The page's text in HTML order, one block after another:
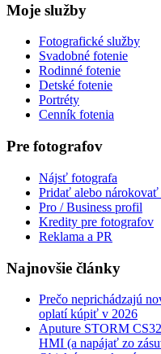
Moje služby
Fotografické služby
Svadobné fotenie
Rodinné fotenie
Detské fotenie
Portréty
Cenník fotenia
Pre fotografov
Nájsť fotografa
Pridať alebo
Pro / Business profil
Kredity pre fotografov
Reklama a PR
Najnovšie články
Prečo neprichádzajú
oplatí kúpiť v 2026
Aputure STORM
HMI (a napájať zo